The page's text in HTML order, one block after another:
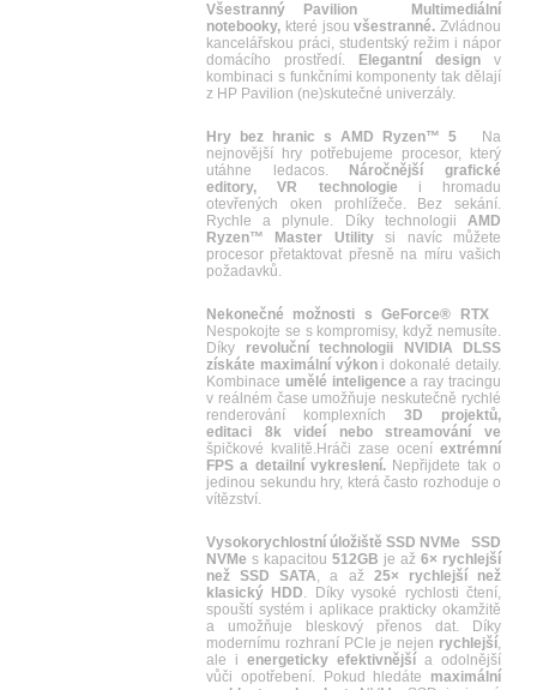
Všestranný Pavilion
Multimediální
notebooky, které jsouvšestranné. Zvládnou
kancelářskou práci, studentský režim i nápor
domácího prostředí.
Elegantní design v
kombinaci s funkčními komponenty tak dělají
z HP Pavilion (ne)skutečné univerzály.
Hry bez hranic s AMD Ryzen™ 5 Na
nejnovější hry potřebujeme procesor, který
utáhne ledacos.
Náročnější grafické
editory, VR technologie i hromadu
otevřených oken prohlížeče. Bez sekání.
Rychle a plynule. Díky technologii AMD
Ryzen™ Master Utilitysi navíc můžete
procesor přetaktovat přesně na míru vašich
požadavků.
Nekonečné možnosti s GeForce® RTX
Nespokojte se s kompromisy, když nemusíte.
Díky
revoluční technologii NVIDIA DLSS
získáte maximální výkoni dokonalé detaily.
Kombinace umělé inteligence a ray tracingu
v reálném čase umožňuje neskutečně rychlé
renderování komplexních 3D projektů,
editaci 8k videí nebo streamování ve
špičkové kvalitě.Hráči zase ocení extrémní
FPS a detailní vykreslení. Nepřijdete tak o
jedinou sekundu hry, která často rozhoduje o
vítězství.
Vysokorychlostní úložiště SSD NVMe
SSD
NVMe s kapacitou 512GB je až 6× rychlejší
než SSD SATA, a až 25× rychlejší než
klasický HDD. Díky vysoké rychlosti čtení,
spouští systém i aplikace prakticky okamžitě
a umožňuje bleskový přenos dat. Díky
modernímu rozhraní PCIe je nejen rychlejší,
ale i energeticky efektivnější a odolnější
vůči opotřebení. Pokud hledáte maximální